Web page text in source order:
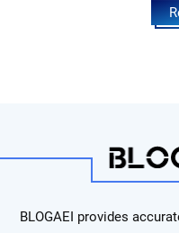
BLOGAEI provides